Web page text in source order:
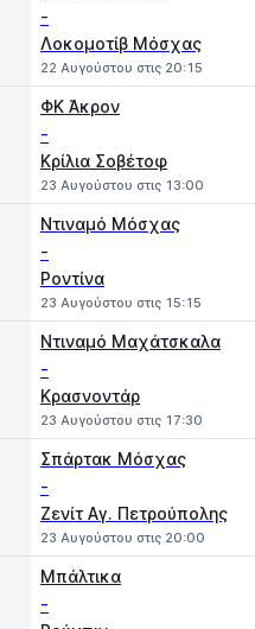
-
Λοκομοτίβ Μόσχας
22 Αυγούστου στις 20:15
ΦΚ Άκρον
-
Κρίλια Σοβέτοφ
23 Αυγούστου στις 13:00
Ντιναμό Μόσχας
-
Ροντίνα
23 Αυγούστου στις 15:15
Ντιναμό Μαχάτσκαλα
-
Κρασνοντάρ
23 Αυγούστου στις 17:30
Σπάρτακ Μόσχας
-
Ζενίτ Αγ. Πετρούπολης
23 Αυγούστου στις 20:00
Μπάλτικα
-